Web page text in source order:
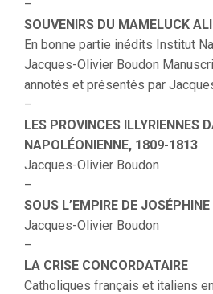
–
SOUVENIRS DU MAMELUCK
En bonne partie inédits Institut
Jacques-Olivier Boudon
annotés et présentés par
–
LES PROVINCES ILLYRIENNES
NAPOLÉONIENNE, 1809-1813
Jacques-Olivier Boudon
–
SOUS L’EMPIRE DE JOSÉPHINE
Jacques-Olivier Boudon
–
LA CRISE CONCORDATAIRE
Catholiques français et italiens